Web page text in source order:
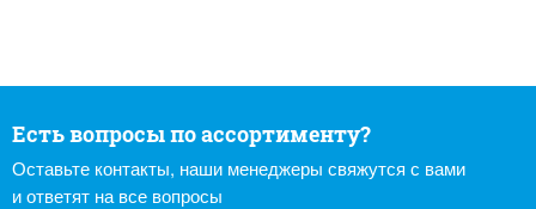
Есть вопросы по ассортименту?
Оставьте контакты, наши менеджеры свяжутся с вами
и ответят на все вопросы